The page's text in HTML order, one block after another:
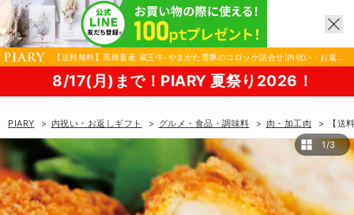
【送料無料】高橋畜産 蔵王牛･やまがた雪豚のコロッケ詰合せ|内祝い・お返し
ギフトならPIARY（ピアリー）
月)まで！PIARY 夏祭り2026！
PIARY 内祝い・お返しギフト グルメ・食品・調味料 肉・加工肉
【送
1/3